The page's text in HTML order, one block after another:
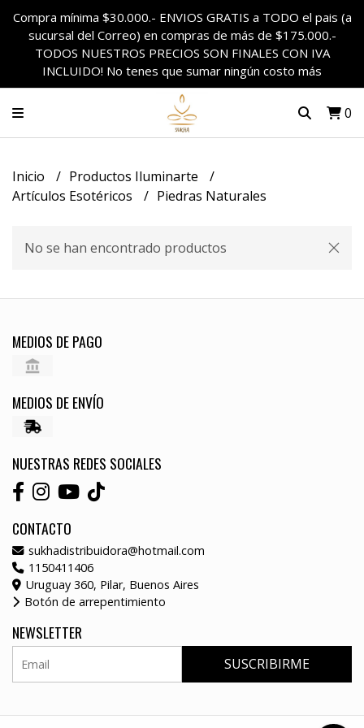
Compra mínima $30.000.- ENVIOS GRATIS a TODO el pais (a
sucursal del Correo) en compras de más de $175.000.-
TODOS NUESTROS PRECIOS SON FINALES CON IVA
INCLUIDO! No tenes que sumar ningún costo más
0
Inicio
Productos Iluminarte
Artículos Esotéricos
Piedras Naturales
No se han encontrado productos
MEDIOS DE PAGO
MEDIOS DE ENVÍO
NUESTRAS REDES SOCIALES
CONTACTO
sukhadistribuidora@hotmail.com
1150411406
Uruguay 360, Pilar, Buenos Aires
Botón de arrepentimiento
NEWSLETTER
SUSCRIBIRME